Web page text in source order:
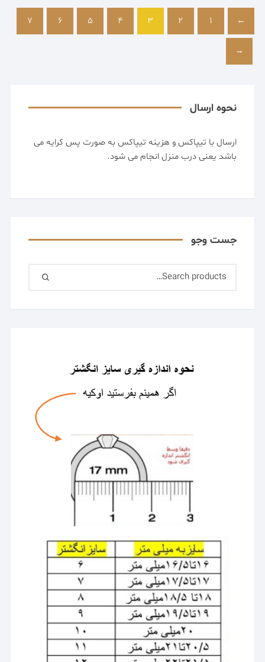
→
1
2
3
4
5
6
7
←
نحوه ارسال
ارسال با تیپاکس و هزینه تیپاکس به صورت پس کرایه می
باشد یعنی درب منزل انجام می شود.
جست وجو